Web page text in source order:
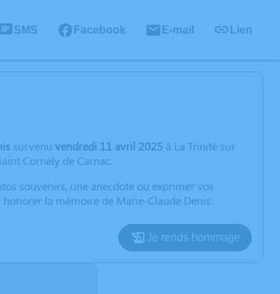
SMS Facebook E-mail Lien
survenu vendredi 11 avril 2025 à La Trinité sur
Cornély de Carnac.
souvenirs, une anecdote ou exprimer vos
la mémoire de Marie-Claude Denis.
Je rends hommage